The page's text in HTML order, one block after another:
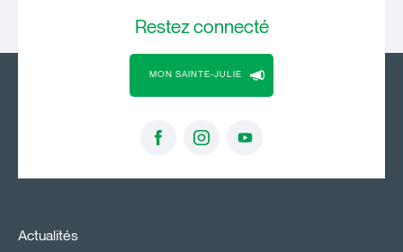
Restezconnecté
MON SAINTE-JULIE
Actualités